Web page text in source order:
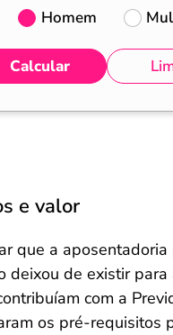
Homem
Calcular
e valor
que a
deixou de existir
com a
os pré-requisitos